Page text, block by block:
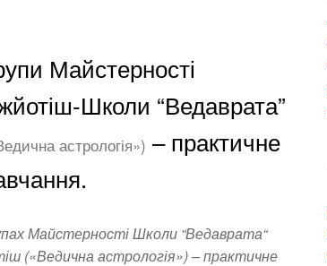
Майстерності
Школи “Ведаврата”
астрологія») – практичне
Майстерності Школи “Ведаврата“
(«Ведична астрологія») – практичне